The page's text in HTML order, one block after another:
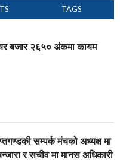
TAGS
बजार २६५० अंकमा कायम
सम्पर्क मंचको अध्यक्ष मा
र सचीव मा मानस अधिकारी